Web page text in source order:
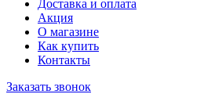
Доставка и оплата
Акция
О магазине
Как купить
Контакты
Заказать звонок